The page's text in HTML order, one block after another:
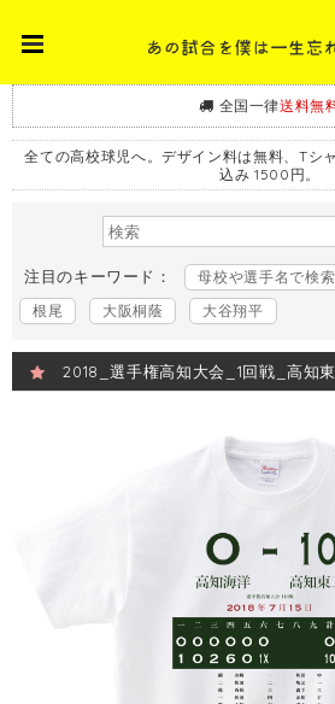
全国一律送料無
全ての高校球児へ。デザイン料は無料、Tシ
込み 1500円。
注目のキーワード： 母校や選手名で検
根尾
大阪桐蔭 大谷翔平
2018_選手権高知大会_1回戦_高知